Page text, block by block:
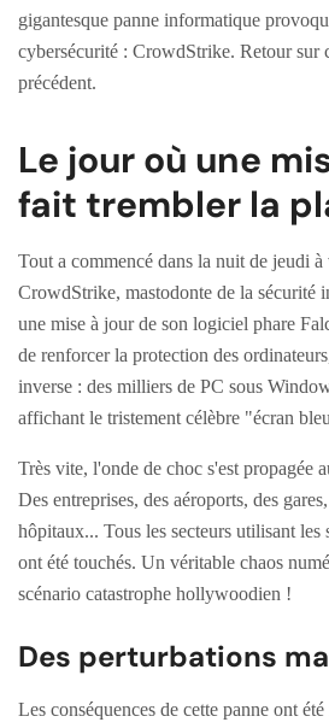
gigantesque panne informatique
cybersécurité : CrowdStrike. Retour sur
précédent.
Le jour où une
fait trembler la
Tout a commencé dans la nuit de jeudi
CrowdStrike, mastodonte de la sécurité
une mise à jour de son logiciel phare
de renforcer la protection des
inverse : des milliers de PC sous
affichant le tristement célèbre "écran
Très vite, l'onde de choc s'est propagée
Des entreprises, des aéroports, des
hôpitaux... Tous les secteurs utilisant
ont été touchés. Un véritable chaos
scénario catastrophe hollywoodien !
Des perturbations
Les conséquences de cette panne ont